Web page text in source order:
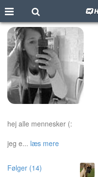
hej alle mennesker (:
jeg e... læs mere
Følger (14)